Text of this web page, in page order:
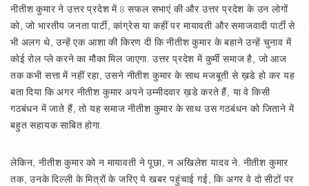
नीतीश कुमार ने उत्तर प्रदेश में 8 सफल सभाएं की और उत्तर प्रदेश के उन लोगों
को, जो भारतीय जनता पार्टी, कांग्रेस या कहीं पर मायावती और समाजवादी पार्टी से
भी अलग थे, उन्हें एक आशा की किरण दी कि नीतीश कुमार के बहाने उन्हें चुनाव में
कोई रोल प्ले करने का मौका मिल जाएगा. उत्तर प्रदेश में कुर्मी समाज है, जो आज
तक कभी सत्ता में नहीं रहा, उसने नीतीश कुमार के साथ मजबूती से ख़डे हो कर यह
बता दिया कि अगर नीतीश कुमार अपने उम्मीदवार ख़डे करते हैं, या वे किसी
गठबंधन में जाते हैं, तो यह समाज नीतीश कुमार के साथ उस गठबंधन को जिताने में
बहुत सहायक साबित होगा.
लेकिन, नीतीश कुमार को न मायावती ने पूछा, न अखिलेश यादव ने. नीतीश कुमार
तक, उनके दिल्ली के मित्रों के जरिए ये खबर पहुंचाई गई, कि अगर वे दो सीटों पर